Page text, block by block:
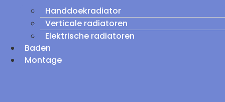
Handdoekradiator
Verticale radiatoren
Elektrische radiatoren
Baden
Montage